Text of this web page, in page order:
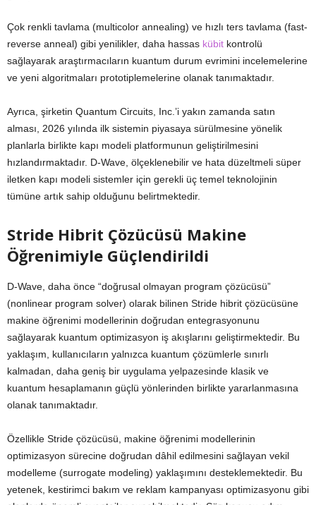
Çok renkli tavlama (multicolor annealing) ve hızlı ters tavlama (fast-
reverse anneal) gibi yenilikler, daha hassas kübit kontrolü
sağlayarak araştırmacıların kuantum durum evrimini incelemelerine
ve yeni algoritmaları prototiplemelerine olanak tanımaktadır.
Ayrıca, şirketin Quantum Circuits, Inc.’i yakın zamanda satın
alması, 2026 yılında ilk sistemin piyasaya sürülmesine yönelik
planlarla birlikte kapı modeli platformunun geliştirilmesini
hızlandırmaktadır. D-Wave, ölçeklenebilir ve hata düzeltmeli süper
iletken kapı modeli sistemler için gerekli üç temel teknolojinin
tümüne artık sahip olduğunu belirtmektedir.
Stride Hibrit Çözücüsü Makine
Öğrenimiyle Güçlendirildi
D-Wave, daha önce “doğrusal olmayan program çözücüsü”
(nonlinear program solver) olarak bilinen Stride hibrit çözücüsüne
makine öğrenimi modellerinin doğrudan entegrasyonunu
sağlayarak kuantum optimizasyon iş akışlarını geliştirmektedir. Bu
yaklaşım, kullanıcıların yalnızca kuantum çözümlerle sınırlı
kalmadan, daha geniş bir uygulama yelpazesinde klasik ve
kuantum hesaplamanın güçlü yönlerinden birlikte yararlanmasına
olanak tanımaktadır.
Özellikle Stride çözücüsü, makine öğrenimi modellerinin
optimizasyon sürecine doğrudan dâhil edilmesini sağlayan vekil
modelleme (surrogate modeling) yaklaşımını desteklemektedir. Bu
yetenek, kestirimci bakım ve reklam kampanyası optimizasyonu gibi